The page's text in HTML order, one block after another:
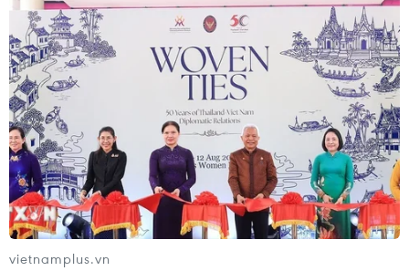
1000 doanh nghiệp niêm yết lớn nhất toàn cầu,
có đóng góp lớn vào sự phát triển của Việt
Nam./.
(Vietnam+)
vietnamplus.vn